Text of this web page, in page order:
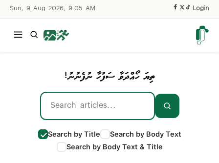
Sun, 9 Aug 2026, 9:05 AM Login
ތިޔަ ހޯއްދަވާ ސަފުހާ ނުފެނުނު!
Search by Title
Search by Body Text
Search by Body Text & Title